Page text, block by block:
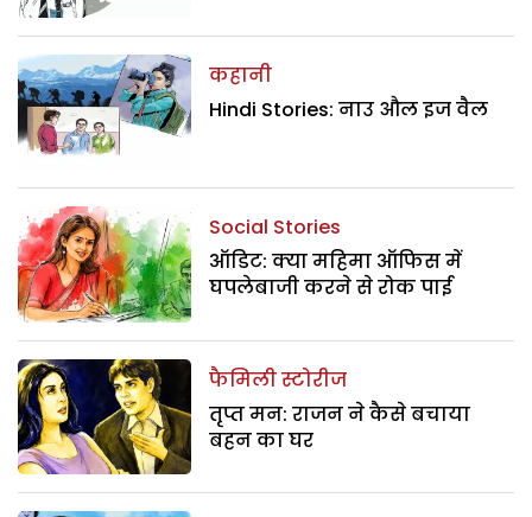
कहानी
Hindi Stories: नाउ औल इज वैल
Social Stories
ऑडिट: क्या महिमा ऑफिस में
घपलेबाजी करने से रोक पाई
फैमिली स्टोरीज
तृप्त मन: राजन ने कैसे बचाया
बहन का घर